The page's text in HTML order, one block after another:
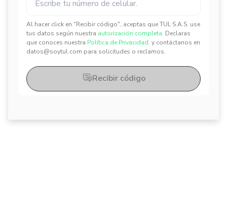
Al hacer click en "Recibir código", aceptas que TUL S.A.S. use
tus datos según nuestra autorización completa. Declaras
que conoces nuestra Política de Privacidad. y contáctanos en
datos@soytul.com para solicitudes o reclamos.
✕
✕
Recibir código